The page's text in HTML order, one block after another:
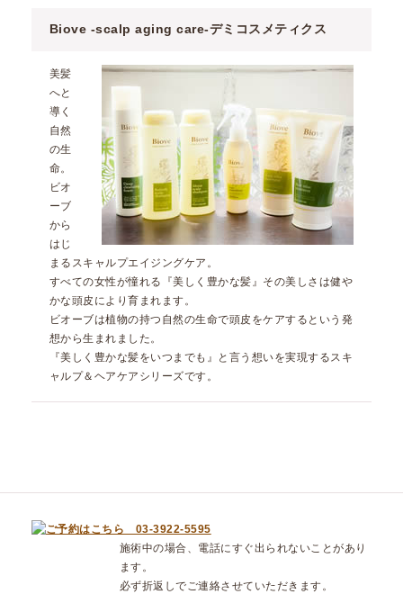
Biove -scalp aging care-デミコスメティクス
美髪
へと
導く
自然
の生
命。
ビオ
ーブ
から
はじ
まるスキャルプエイジングケア。
すべての女性が憧れる『美しく豊かな髪』その美しさは健や
かな頭皮により育まれます。
ビオーブは植物の持つ自然の生命で頭皮をケアするという発
想から生まれました。
『美しく豊かな髪をいつまでも』と言う想いを実現するスキ
ャルプ＆ヘアケアシリーズです。
施術中の場合、電話にすぐ出られないことがあり
ます。
必ず折返しでご連絡させていただきます。